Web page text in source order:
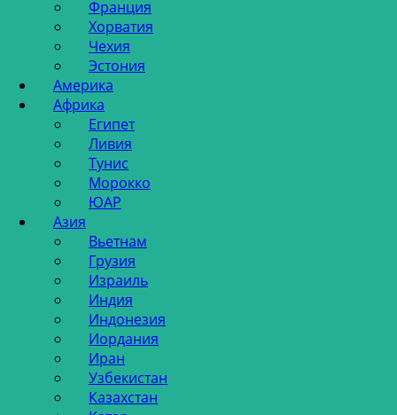
Франция
Хорватия
Чехия
Эстония
Америка
Африка
Египет
Ливия
Тунис
Морокко
ЮАР
Азия
Вьетнам
Грузия
Израиль
Индия
Индонезия
Иордания
Иран
Узбекистан
Казахстан